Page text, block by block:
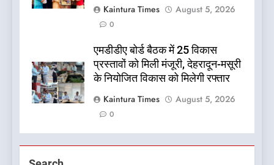
Kaintura Times
August 5, 2026
0
एमडीडीए बोर्ड बैठक में 25 विकास
प्रस्तावों को मिली मंजूरी, देहरादून-मसूरी
के नियोजित विकास को मिलेगी रफ्तार
Kaintura Times
August 5, 2026
0